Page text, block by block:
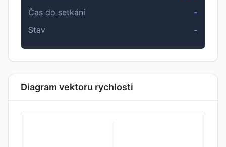
Čas do setkání
-
Stav
-
Diagram vektoru rychlosti